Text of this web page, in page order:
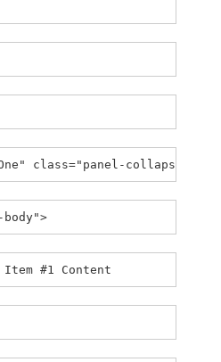
class="panel-collapse
#1 Content